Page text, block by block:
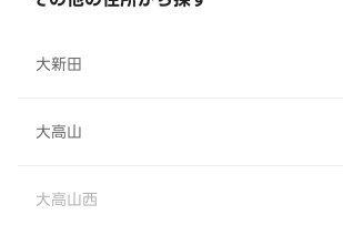
大新田
大高山
大高山西